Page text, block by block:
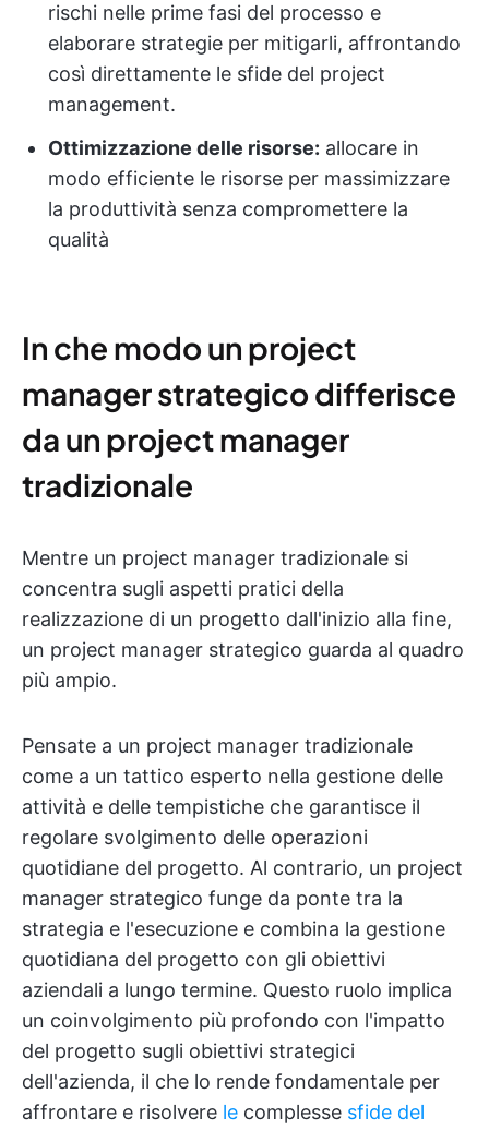
rischi nelle prime fasi del processo e
elaborare strategie per mitigarli, affrontando
così direttamente le sfide del project
management.
Ottimizzazione delle risorse: allocare in
modo efficiente le risorse per massimizzare
la produttività senza compromettere la
qualità
In che modo un project
manager strategico differisce
da un project manager
tradizionale
Mentre un project manager tradizionale si
concentra sugli aspetti pratici della
realizzazione di un progetto dall'inizio alla fine,
un project manager strategico guarda al quadro
più ampio.
Pensate a un project manager tradizionale
come a un tattico esperto nella gestione delle
attività e delle tempistiche che garantisce il
regolare svolgimento delle operazioni
quotidiane del progetto. Al contrario, un project
manager strategico funge da ponte tra la
strategia e l'esecuzione e combina la gestione
quotidiana del progetto con gli obiettivi
aziendali a lungo termine. Questo ruolo implica
un coinvolgimento più profondo con l'impatto
del progetto sugli obiettivi strategici
dell'azienda, il che lo rende fondamentale per
affrontare e risolvere le complesse sfide del